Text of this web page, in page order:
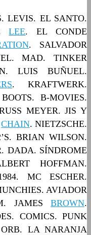
LEVIS. EL SANTO.
LEE. EL CONDE
. SALVADOR
MAD. TINKER
LUIS BUÑUEL.
. KRAFTWERK.
B-MOVIES.
MEYER. JIS Y
CHAIN. NIETZSCHE.
BRIAN WILSON.
DADA. SÍNDROME
HOFFMAN.
MC ESCHER.
AVIADOR
JAMES BROWN.
COMICS. PUNK
LA NARANJA